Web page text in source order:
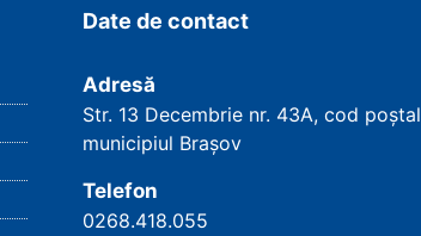
Date de contact
Adresă
Str. 13 Decembrie nr. 43A, cod poștal
municipiul Brașov
Telefon
0268.418.055